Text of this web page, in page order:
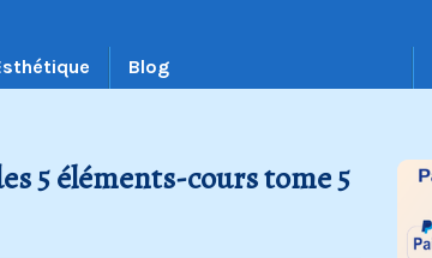
Blog
5 éléments-cours tome 5